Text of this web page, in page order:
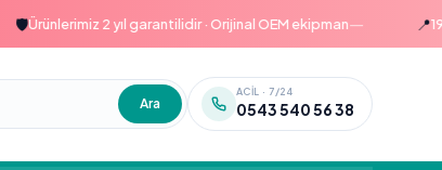
Ürünlerimiz 2 yıl garantilidir · Orijinal OEM ekipman—
Ara
ACIL · 7/24
0543 540 56 38